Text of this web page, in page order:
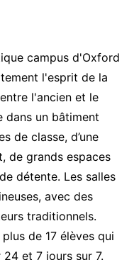
campus d'Oxford
l'esprit de la
l'ancien et le
dans un bâtiment
de classe, d’une
de grands espaces
détente. Les salles
avec des
traditionnels.
de 17 élèves qui
et 7 jours sur 7.